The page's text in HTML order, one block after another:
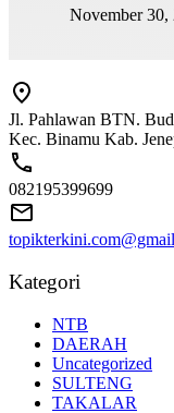
November 30,
Jl. Pahlawan BTN.
Kec. Binamu Kab.
082195399699
Kategori
NTB
DAERAH
Uncategorized
SULTENG
TAKALAR